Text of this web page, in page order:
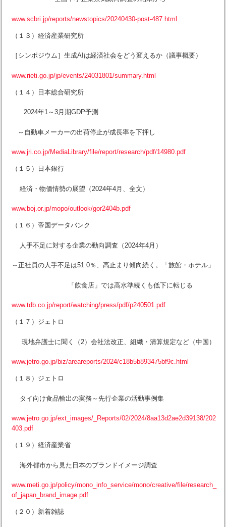
www.scbri.jp/reports/newstopics/20240430-post-487.html
（１３）経済産業研究所
［シンポジウム］生成AIは経済社会をどう変えるか（議事概要）
www.rieti.go.jp/jp/events/24031801/summary.html
（１４）日本総合研究所
2024年1～3月期GDP予測
～自動車メーカーの出荷停止が成長率を下押し
www.jri.co.jp/MediaLibrary/file/report/research/pdf/14980.pdf
（１５）日本銀行
経済・物価情勢の展望（2024年4月、全文）
www.boj.or.jp/mopo/outlook/gor2404b.pdf
（１６）帝国データバンク
人手不足に対する企業の動向調査（2024年4月）
～正社員の人手不足は51.0％、高止まり傾向続く。「旅館・ホテル」
「飲食店」では高水準続くも低下に転じる
www.tdb.co.jp/report/watching/press/pdf/p240501.pdf
（１７）ジェトロ
現地弁護士に聞く（2）会社法改正、組織・清算規定など（中国）
www.jetro.go.jp/biz/areareports/2024/c18b5b893475bf9c.html
（１８）ジェトロ
タイ向け食品輸出の実務～先行企業の活動事例集
www.jetro.go.jp/ext_images/_Reports/02/2024/8aa13d2ae2d39138/202
403.pdf
（１９）経済産業省
海外都市から見た日本のブランドイメージ調査
www.meti.go.jp/policy/mono_info_service/mono/creative/file/research_
of_japan_brand_image.pdf
（２０）新着雑誌